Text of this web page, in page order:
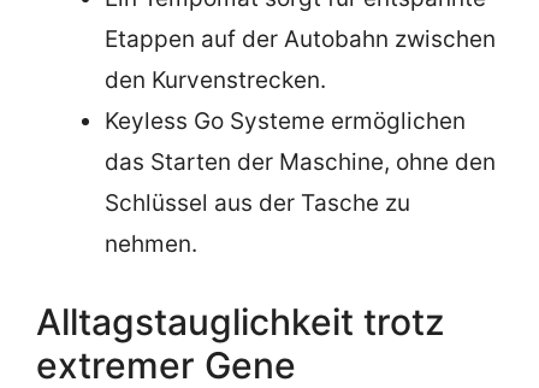
Etappen auf der Autobahn zwischen
den Kurvenstrecken.
Keyless Go Systeme ermöglichen
das Starten der Maschine, ohne den
Schlüssel aus der Tasche zu
nehmen.
Alltagstauglichkeit trotz
extremer Gene